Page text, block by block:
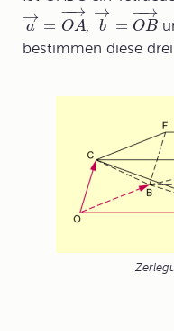
a
→ = OA
−→
−
, b
→
= OB
−→
−
bestimmen diese